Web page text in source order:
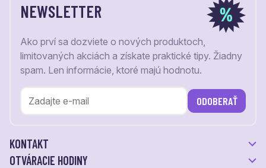
NEWSLETTER
Ako prví sa dozviete o nových produktoch,
limitovaných akciách a získate praktické tipy. Žiadny
spam. Len informácie, ktoré majú hodnotu.
ODOBERAŤ
KONTAKT
OTVÁRACIE HODINY